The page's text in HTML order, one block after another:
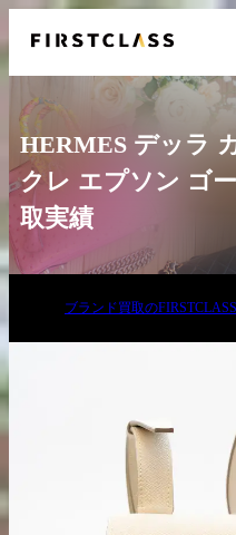
03-6908-
HERMES デッラ
クレ エプソン ゴ
取実績
ブランド買取のFIRSTCLASS